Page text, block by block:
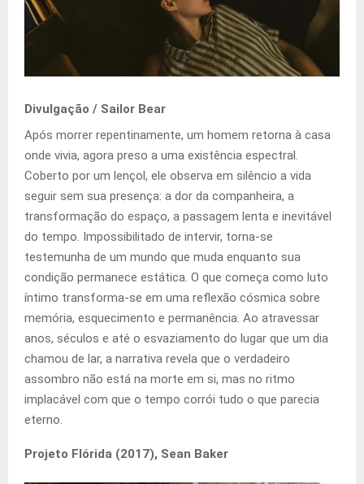
Divulgação / Sailor Bear
Após morrer repentinamente, um homem retorna à casa
onde vivia, agora preso a uma existência espectral.
Coberto por um lençol, ele observa em silêncio a vida
seguir sem sua presença: a dor da companheira, a
transformação do espaço, a passagem lenta e inevitável
do tempo. Impossibilitado de intervir, torna-se
testemunha de um mundo que muda enquanto sua
condição permanece estática. O que começa como luto
íntimo transforma-se em uma reflexão cósmica sobre
memória, esquecimento e permanência. Ao atravessar
anos, séculos e até o esvaziamento do lugar que um dia
chamou de lar, a narrativa revela que o verdadeiro
assombro não está na morte em si, mas no ritmo
implacável com que o tempo corrói tudo o que parecia
eterno.
Projeto Flórida (2017), Sean Baker